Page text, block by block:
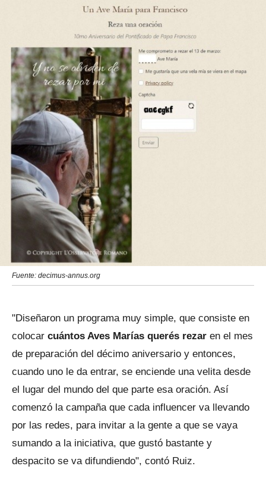
Fuente: decimus-annus.org
"Diseñaron un programa muy simple, que consiste en
colocar cuántos Aves Marías querés rezar en el mes
de preparación del décimo aniversario y entonces,
cuando uno le da entrar, se enciende una velita desde
el lugar del mundo del que parte esa oración. Así
comenzó la campaña que cada influencer va llevando
por las redes, para invitar a la gente a que se vaya
sumando a la iniciativa, que gustó bastante y
despacito se va difundiendo", contó Ruiz.